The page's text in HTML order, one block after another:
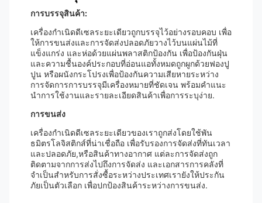
การบรรจุสินค้า:
เครื่องกําเนิดดีเซลระยะเดียวถูกบรรจุไว้อย่างรอบคอบ เพื่อ
ให้การขนส่งและการจัดส่งปลอดภัยวางไว้บนแผ่นไม้ที่
แข็งแกร่ง และห่อด้วยแผ่นพลาสติกป้องกัน เพื่อป้องกันฝุ่น
และความชื้นองค์ประกอบที่อ่อนแอทั้งหมดถูกผูกด้วยฟองปู
ปูน หรือผนังกระโปรงเพื่อป้องกันความเสียหายระหว่าง
การจัดการการบรรจุมีเครื่องหมายที่ชัดเจน พร้อมคําแนะ
นําการใช้งานและรายละเอียดสินค้าเพื่อการระบุง่าย.
การขนส่ง
เครื่องกําเนิดดีเซลระยะเดียวของเราถูกส่งโดยใช้พัน
ธมิตรโลจิสติกส์ที่น่าเชื่อถือ เพื่อรับรองการจัดส่งที่ทันเวลา
และปลอดภัย,หรือสินค้าทางอากาศ แต่ละการจัดส่งถูก
ติดตามจากการส่งไปถึงการจัดส่ง และเอกสารการคลังที่
จําเป็นสําหรับการสั่งซื้อระหว่างประเทศเรายังให้ประกัน
ภัยเป็นตัวเลือก เพื่อปกป้องสินค้าระหว่างการขนส่ง.